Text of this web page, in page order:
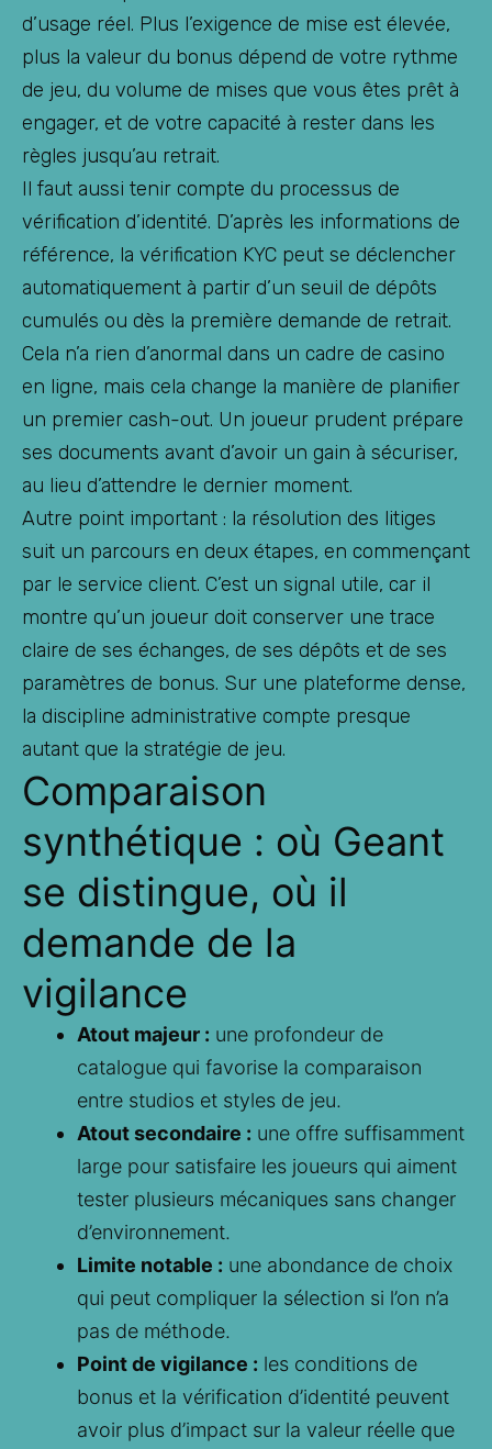
d’usage réel. Plus l’exigence de mise est élevée,
plus la valeur du bonus dépend de votre rythme
de jeu, du volume de mises que vous êtes prêt à
engager, et de votre capacité à rester dans les
règles jusqu’au retrait.
Il faut aussi tenir compte du processus de
vérification d’identité. D’après les informations de
référence, la vérification KYC peut se déclencher
automatiquement à partir d’un seuil de dépôts
cumulés ou dès la première demande de retrait.
Cela n’a rien d’anormal dans un cadre de casino
en ligne, mais cela change la manière de planifier
un premier cash-out. Un joueur prudent prépare
ses documents avant d’avoir un gain à sécuriser,
au lieu d’attendre le dernier moment.
Autre point important : la résolution des litiges
suit un parcours en deux étapes, en commençant
par le service client. C’est un signal utile, car il
montre qu’un joueur doit conserver une trace
claire de ses échanges, de ses dépôts et de ses
paramètres de bonus. Sur une plateforme dense,
la discipline administrative compte presque
autant que la stratégie de jeu.
Comparaison
synthétique : où Geant
se distingue, où il
demande de la
vigilance
Atout majeur : une profondeur de
catalogue qui favorise la comparaison
entre studios et styles de jeu.
Atout secondaire : une offre suffisamment
large pour satisfaire les joueurs qui aiment
tester plusieurs mécaniques sans changer
d’environnement.
Limite notable : une abondance de choix
qui peut compliquer la sélection si l’on n’a
pas de méthode.
Point de vigilance : les conditions de
bonus et la vérification d’identité peuvent
avoir plus d’impact sur la valeur réelle que